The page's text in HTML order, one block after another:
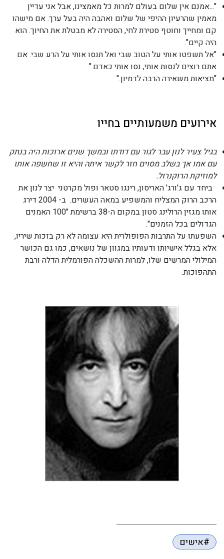
"...אמנם אין שלום בעולם למרות כל מאמצינו, אבל אני עדיין
מאמין שהרעיון ההיפי של שלום ואהבה היה בעל ערך. אם מישהו
קם ומחייך וחוטף סטירת לחי, הסטירה לא מבטלת את החיוך. הוא
היה קיים".
"אל תשפטו אותי על הטוב שבי ואל תנסו אותי על הרע שבי. אם
אתם רוצים לנסות אותי, נסו אותי כאדם."
"מציאות משאירה הרבה לדמיון."
אירועים משמעותיים בחייו
בגיל צעיר לנון עבר לגור עם דודתו ובמשך שנים ארוכות היה בנתק
עם אמו אך בשלב מסוים חזר לקשר איתה והיא זו שחשפה אותו
למוזיקת הרוקנרול.
ביחד עם ג'ורג' האריסון, רינגו סטאר ופול מקרטני יצר לנון את
הרכב הרוק המצליח והמשפיע במאה העשרים. ב- 2004 דירג
אותו מגזין הרולינג סטון במקום ה-38 ברשימת "100 האמנים
הגדולים בכל הזמנים".
השפעתו על התרבות הפופולרית היא עצומה לא רק בזכות שיריו,
אלא בגלל אישיותו ודעותיו במגוון של נושאים, כמו גם הכושר
המילולי המרשים שלו, למרות ההשכלה הפורמלית הדלה ורבת
התהפוכות.
#אישים